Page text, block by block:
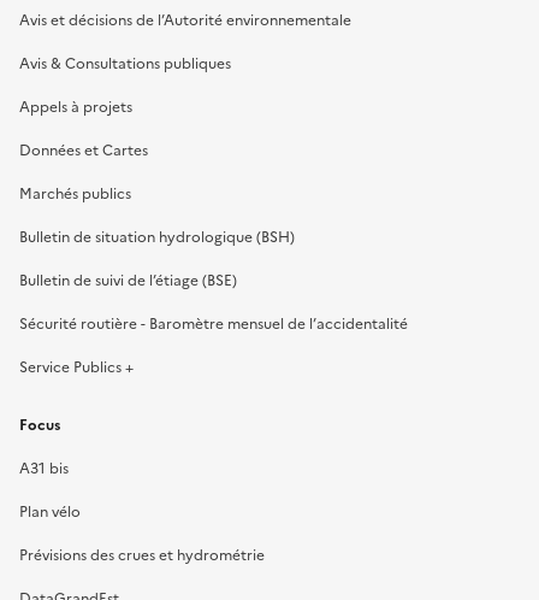
Avis et décisions de l’Autorité environnementale
Avis & Consultations publiques
Appels à projets
Données et Cartes
Marchés publics
Bulletin de situation hydrologique (BSH)
Bulletin de suivi de l’étiage (BSE)
Sécurité routière - Baromètre mensuel de l’accidentalité
Service Publics +
Focus
A31 bis
Plan vélo
Prévisions des crues et hydrométrie